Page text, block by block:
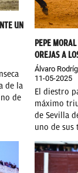
UN
de la
de
PEPE
OREJAS A
Álvaro
11-05-2025
El diestro
máximo
de Sevilla
uno de sus